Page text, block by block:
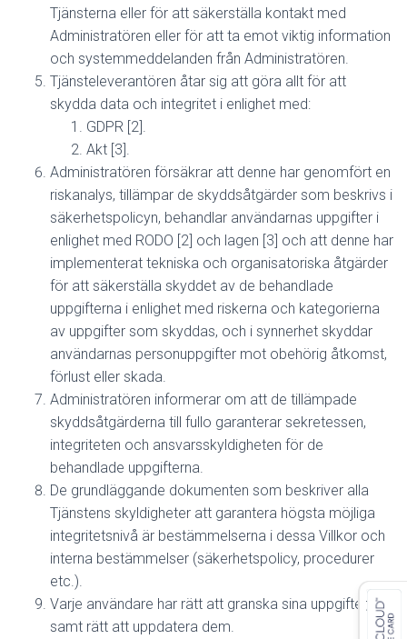
Tjänsterna eller för att säkerställa kontakt med
Administratören eller för att ta emot viktig information
och systemmeddelanden från Administratören.
Tjänsteleverantören åtar sig att göra allt för att
skydda data och integritet i enlighet med:
GDPR [2].
Akt [3].
Administratören försäkrar att denne har genomfört en
riskanalys, tillämpar de skyddsåtgärder som beskrivs i
säkerhetspolicyn, behandlar användarnas uppgifter i
enlighet med RODO [2] och lagen [3] och att denne har
implementerat tekniska och organisatoriska åtgärder
för att säkerställa skyddet av de behandlade
uppgifterna i enlighet med riskerna och kategorierna
av uppgifter som skyddas, och i synnerhet skyddar
användarnas personuppgifter mot obehörig åtkomst,
förlust eller skada.
Administratören informerar om att de tillämpade
skyddsåtgärderna till fullo garanterar sekretessen,
integriteten och ansvarsskyldigheten för de
behandlade uppgifterna.
De grundläggande dokumenten som beskriver alla
Tjänstens skyldigheter att garantera högsta möjliga
integritetsnivå är bestämmelserna i dessa Villkor och
interna bestämmelser (säkerhetspolicy, procedurer
etc.).
Varje användare har rätt att granska sina uppgifter,
samt rätt att uppdatera dem.